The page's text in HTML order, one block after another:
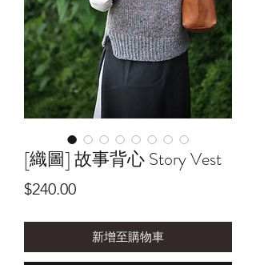
[織圖] 故事背心 Story Vest
$240.00價
新增至購物車